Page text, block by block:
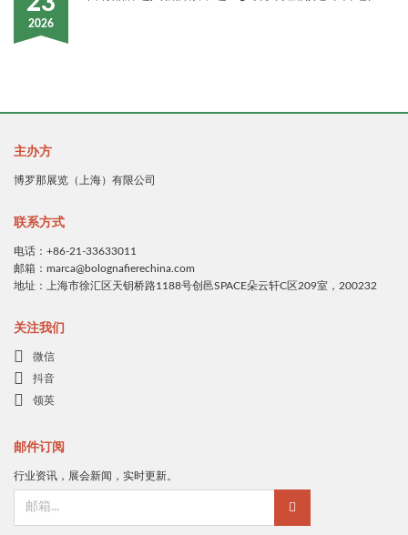
2026
主办方
博罗那展览（上海）有限公司
联系方式
电话：+86-21-33633011
邮箱：marca@bolognafierechina.com
地址：上海市徐汇区天钥桥路1188号创邑SPACE朵云轩C区209室，200232
关注我们
微信
抖音
领英
邮件订阅
行业资讯，展会新闻，实时更新。